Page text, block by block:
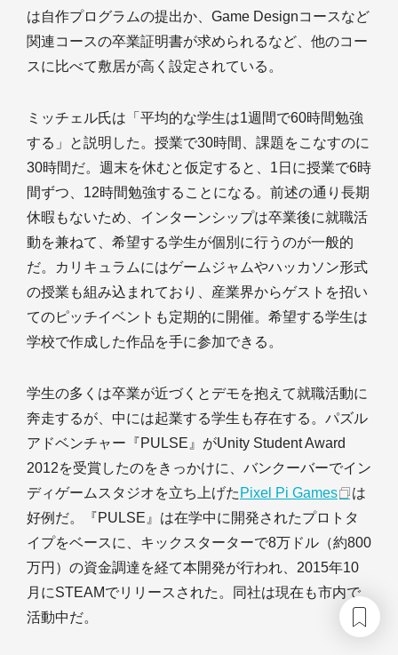
は自作プログラムの提出か、Game Designコースなど
関連コースの卒業証明書が求められるなど、他のコー
スに比べて敷居が高く設定されている。
ミッチェル氏は「平均的な学生は1週間で60時間勉強
する」と説明した。授業で30時間、課題をこなすのに
30時間だ。週末を休むと仮定すると、1日に授業で6時
間ずつ、12時間勉強することになる。前述の通り長期
休暇もないため、インターンシップは卒業後に就職活
動を兼ねて、希望する学生が個別に行うのが一般的
だ。カリキュラムにはゲームジャムやハッカソン形式
の授業も組み込まれており、産業界からゲストを招い
てのピッチイベントも定期的に開催。希望する学生は
学校で作成した作品を手に参加できる。
学生の多くは卒業が近づくとデモを抱えて就職活動に
奔走するが、中には起業する学生も存在する。パズル
アドベンチャー『PULSE』がUnity Student Award
2012を受賞したのをきっかけに、バンクーバーでイン
ディゲームスタジオを立ち上げた Pixel Pi Games
は
好例だ。『PULSE』は在学中に開発されたプロトタ
イプをベースに、キックスターターで8万ドル（約800
万円）の資金調達を経て本開発が行われ、2015年10
月にSTEAMでリリースされた。同社は現在も市内で
活動中だ。